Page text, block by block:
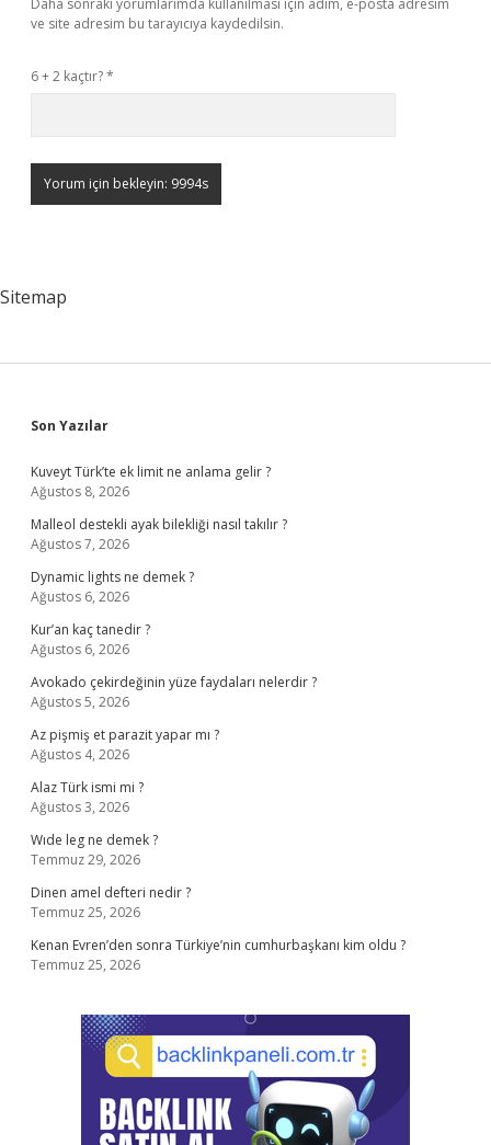
Daha sonraki yorumlarımda kullanılması için adım, e-posta adresim
ve site adresim bu tarayıcıya kaydedilsin.
6 + 2 kaçtır?*
Sitemap
Sidebar
Son Yazılar
Kuveyt Türk’te ek limit ne anlama gelir ?
Ağustos 8, 2026
Malleol destekli ayak bilekliği nasıl takılır ?
Ağustos 7, 2026
Dynamic lights ne demek ?
Ağustos 6, 2026
Kur’an kaç tanedir ?
Ağustos 6, 2026
Avokado çekirdeğinin yüze faydaları nelerdir ?
Ağustos 5, 2026
Az pişmiş et parazit yapar mı ?
Ağustos 4, 2026
Alaz Türk ismi mi ?
Ağustos 3, 2026
Wıde leg ne demek ?
Temmuz 29, 2026
Dinen amel defteri nedir ?
Temmuz 25, 2026
Kenan Evren’den sonra Türkiye’nin cumhurbaşkanı kim oldu ?
Temmuz 25, 2026